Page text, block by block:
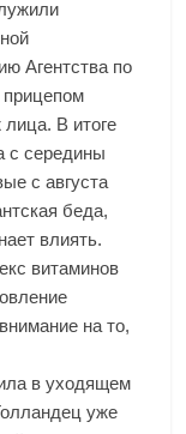
Агентства по
В итоге
с середины
с августа
беда,
влиять.
витаминов
на то,
в уходящем
уже